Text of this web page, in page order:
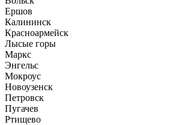
Ершов
Калининск
Красноармейск
Лысые горы
Маркс
Энгельс
Мокроус
Новоузенск
Петровск
Пугачев
Ртищево